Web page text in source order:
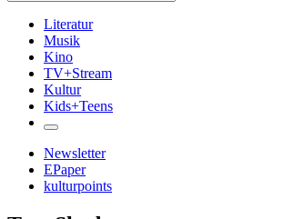
Literatur
Musik
Kino
TV+Stream
Kultur
Kids+Teens
Newsletter
EPaper
kulturpoints